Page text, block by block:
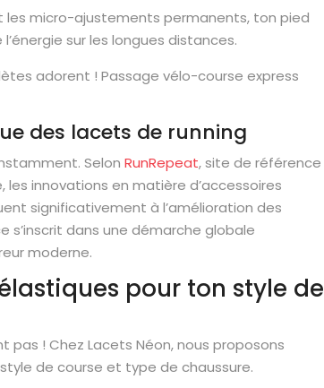
les micro-ajustements permanents, ton pied
sur les longues distances.
adorent ! Passage vélo-course express
des lacets de running
SelonRunRepeat, site de référence
innovations en matière d’accessoires
significativement à l’amélioration des
dans une démarche globale
moderne.
pour ton style de
pas ! Chez Lacets Néon, nous proposons
de course et type de chaussure.